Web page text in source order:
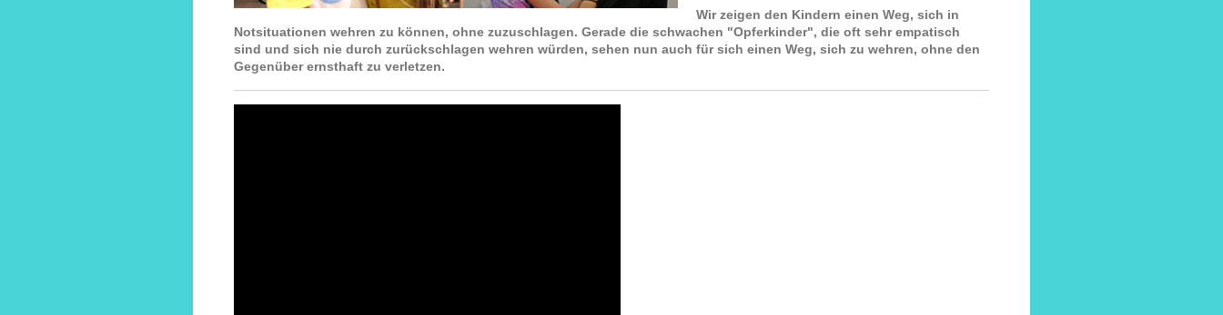
Wir zeigen den Kindern einen Weg, sich in
Notsituationen wehren zu können, ohne zuzuschlagen. Gerade die schwachen "Opferkinder", die oft sehr empatisch
sind und sich nie durch zurückschlagen wehren würden, sehen nun auch für sich einen Weg, sich zu wehren, ohne den
Gegenüber ernsthaft zu verletzen.